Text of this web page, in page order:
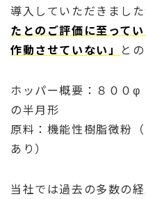
導入していただきまし
たとのご評価に至って
作動させていない」 と
ホッパー概要：８００
の半月形
原料：機能性樹脂微粉
あり）
当社では過去の多数の